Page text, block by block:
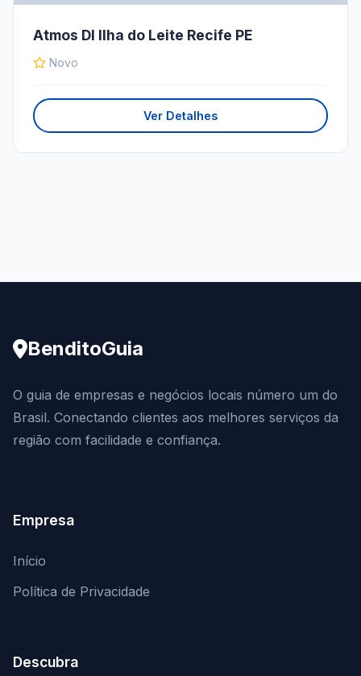
Atmos DI Ilha do Leite Recife PE
Novo
Ver Detalhes
BenditoGuia
O guia de empresas e negócios locais número um do
Brasil. Conectando clientes aos melhores serviços da
região com facilidade e confiança.
Empresa
Início
Política de Privacidade
Descubra